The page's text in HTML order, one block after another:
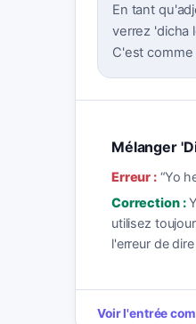
En tant
verrez 'dicha
C'est
Mélanger
Erreur :“Yo
Correction :
utilisez
l'erreur de
Voir l'entrée